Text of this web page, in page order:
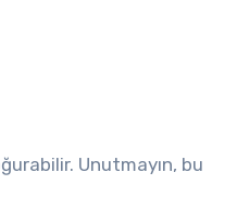
Unutmayın, bu